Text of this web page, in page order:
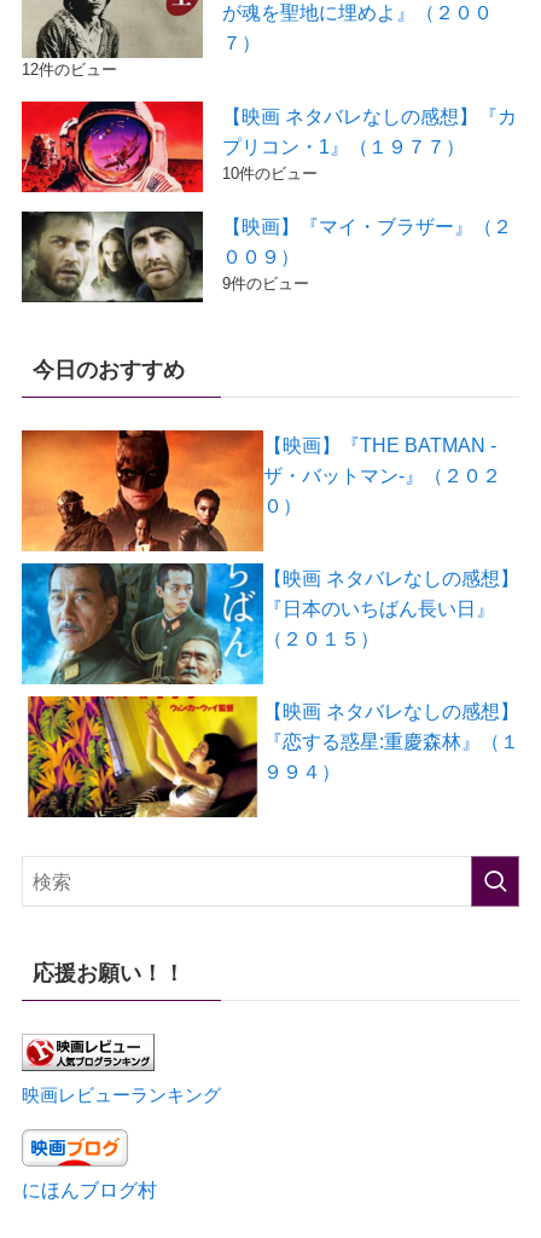
が魂を聖地に埋めよ』（２００
７）
12件のビュー
【映画 ネタバレなしの感想】『カ
プリコン・1』（１９７７）
10件のビュー
【映画】『マイ・ブラザー』（２
００９）
9件のビュー
今日のおすすめ
【映画】『THE BATMAN -
ザ・バットマン-』（２０２
０）
【映画 ネタバレなしの感想】
『日本のいちばん長い日』
（２０１５）
【映画 ネタバレなしの感想】
『恋する惑星:重慶森林』（１
９９４）
応援お願い！！
映画レビューランキング
にほんブログ村